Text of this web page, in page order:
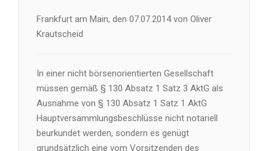
Frankfurt am Main, den 07.07.2014 von Oliver
Krautscheid
In einer nicht börsenorientierten Gesellschaft
müssen gemäß § 130 Absatz 1 Satz 3 AktG als
Ausnahme von § 130 Absatz 1 Satz 1 AktG
Hauptversammlungsbeschlüsse nicht notariell
beurkundet werden, sondern es genügt
grundsätzlich eine vom Vorsitzenden des